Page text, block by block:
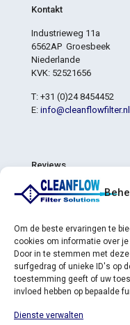
Om de beste ervaringen te
cookies om informatie over
Door in te stemmen met
surfgedrag of unieke ID's op
toestemming geeft of uw
invloed hebben op bepaalde
Dienste verwalten
Kontakt
Industrieweg 11a
6562AP Groesbeek
Niederlande
KVK: 52521656
T: +31 (0)24 8454452
E: info@cleanflowfilter.nl
Reviews
4,8
4,8 von 5 Sternen
Sehr gut
Durchschnittlich
Schlecht
Furchtbar